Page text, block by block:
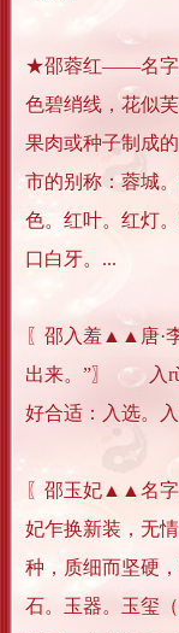
★邵蓉红——名字
色碧绡线，花似
果肉或种子制成
市的别称：蓉城
色。红叶。红灯
口白牙。...
〖邵入羞▲▲唐·
出来。”〗 入rù
好合适：入选。
〖邵玉妃▲▲名字
妃乍换新装，无
种，质细而坚硬
石。玉器。玉玺